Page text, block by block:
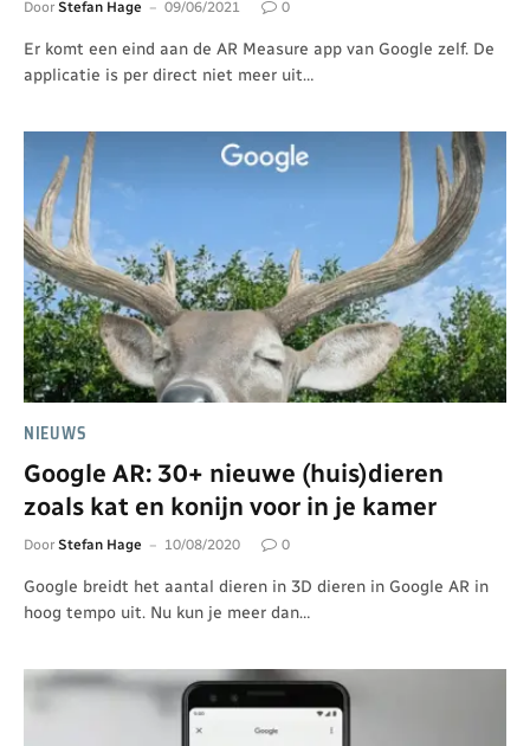
Door Stefan Hage 09/06/2021 0
Er komt een eind aan de AR Measure app van Google zelf. De
applicatie is per direct niet meer uit…
NIEUWS
Google AR: 30+ nieuwe (huis)dieren
zoals kat en konijn voor in je kamer
Door Stefan Hage 10/08/2020 0
Google breidt het aantal dieren in 3D dieren in Google AR in
hoog tempo uit. Nu kun je meer dan…